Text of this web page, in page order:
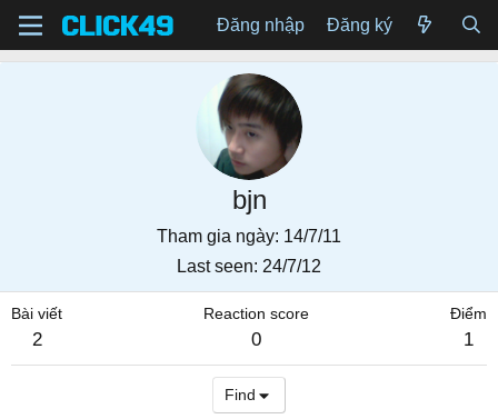
Đăng nhập Đăng ký
bjn
Tham gia ngày 14/7/11
Last seen 24/7/12
Bài viết
2
Reaction score
0
Điểm
1
Find